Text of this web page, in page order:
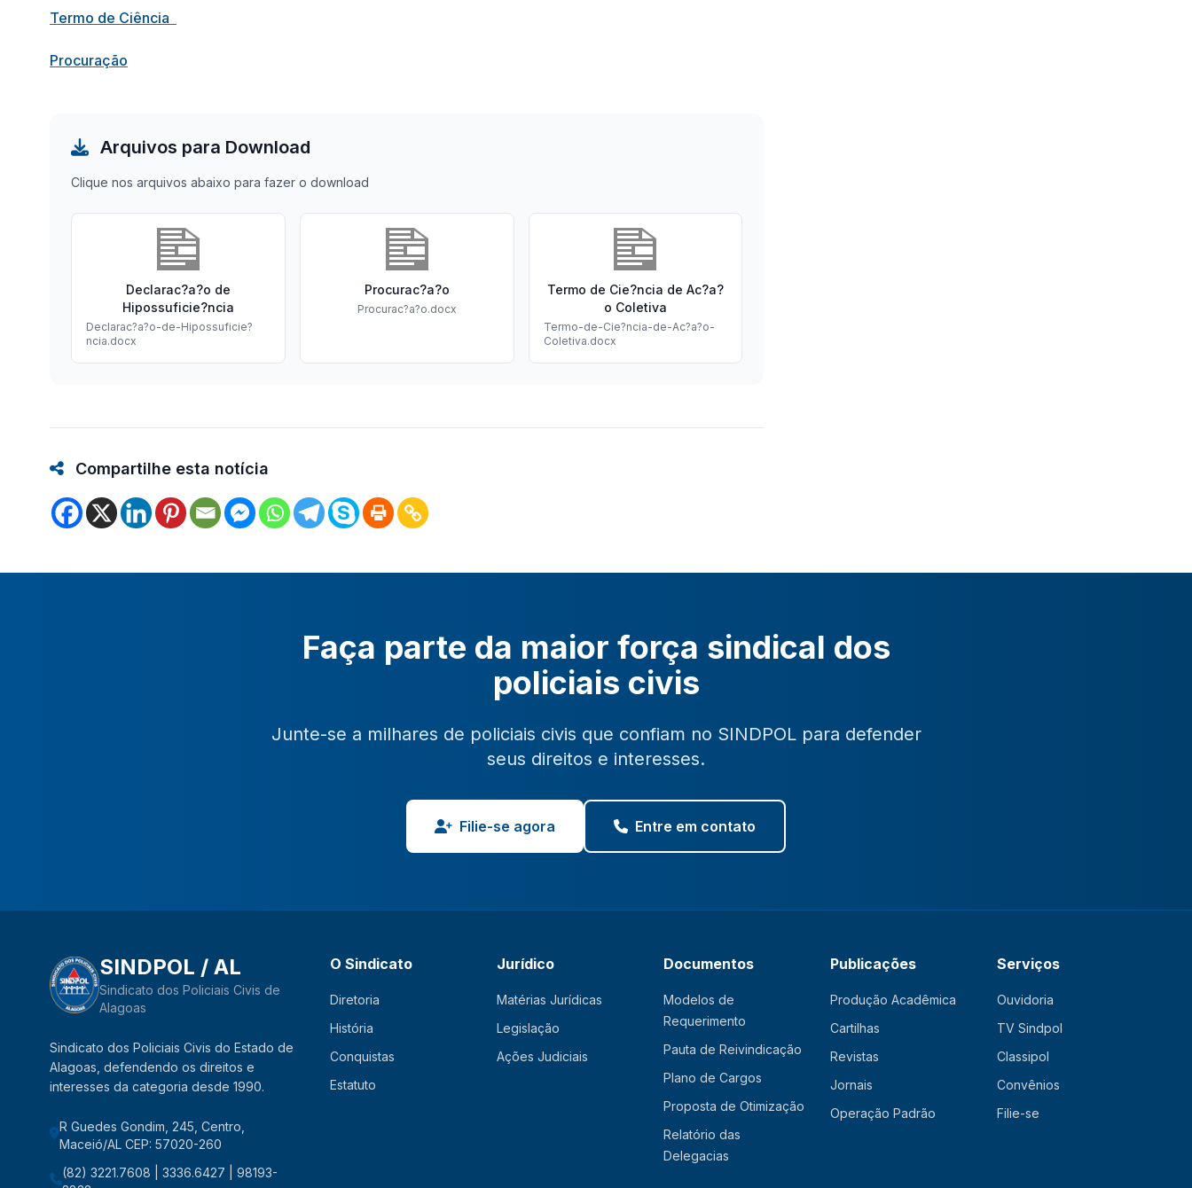
Termo de Ciência
Procuração
Arquivos para Download
Clique nos arquivos abaixo para fazer o download
Declarac?a?o de
Hipossuficie?ncia
Declarac?a?o-de-Hipossuficie?
ncia.docx
Procurac?a?o
Procurac?a?o.docx
Termo de Cie?ncia de Ac?a?
o Coletiva
Termo-de-Cie?ncia-de-Ac?a?o-
Coletiva.docx
Compartilhe esta notícia
Faça parte da maior força sindical dos
policiais civis
Junte-se a milhares de policiais civis que confiam no SINDPOL para defender
seus direitos e interesses.
Filie-se agora Entre em contato
SINDPOL / AL
Sindicato dos Policiais Civis de
Alagoas
Sindicato dos Policiais Civis do Estado de
Alagoas, defendendo os direitos e
interesses da categoria desde 1990.
R Guedes Gondim, 245, Centro,
Maceió/AL CEP: 57020-260
(82) 3221.7608 | 3336.6427 | 98193-
O Sindicato
Diretoria
História
Conquistas
Estatuto
Jurídico
Matérias Jurídicas
Legislação
Ações Judiciais
Documentos
Modelos de
Requerimento
Pauta de Reivindicação
Plano de Cargos
Proposta de Otimização
Relatório das
Delegacias
Publicações
Produção Acadêmica
Cartilhas
Revistas
Jornais
Operação Padrão
Serviços
Ouvidoria
TV Sindpol
Classipol
Convênios
Filie-se